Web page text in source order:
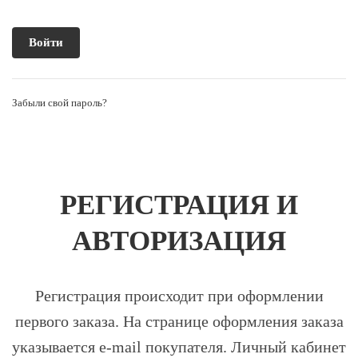
Забыли свой пароль?
РЕГИСТРАЦИЯ И
АВТОРИЗАЦИЯ
Регистрация происходит при оформлении
первого заказа. На странице оформления заказа
указывается e-mail покупателя. Личный кабинет